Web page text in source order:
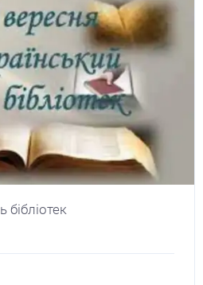
бібліотек